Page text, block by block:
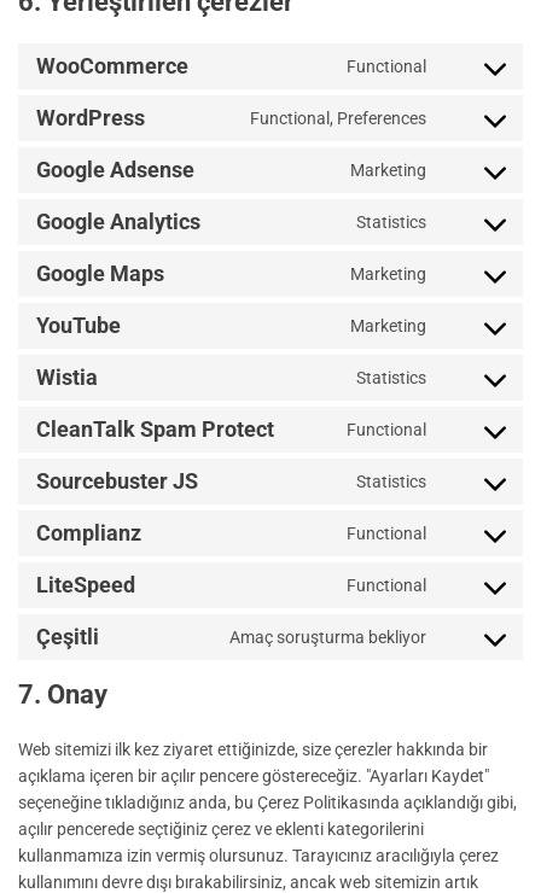
WooCommerce Functional
Consent
service
WordPress Functional, Preferences
Consent
service
Google Adsense Marketing
Consent
service
adsense
Google Analytics Statistics
Consent
service
analytics
Google Maps Marketing
Consent
service
YouTube Marketing
Consent
service
Wistia Statistics
Consent
service
CleanTalk Spam Protect Functional
Consent
service
spam-
Sourcebuster JS Statistics
Consent
service
Complianz Functional
Consent
service
LiteSpeed Functional
Consent
service
Çeşitli Amaç soruşturma bekliyor
Consent
7. Onay
Web sitemizi ilk kez ziyaret ettiğinizde, size çerezler hakkında bir
açıklama içeren bir açılır pencere göstereceğiz. "Ayarları Kaydet"
seçeneğine tıkladığınız anda, bu Çerez Politikasında açıklandığı gibi,
açılır pencerede seçtiğiniz çerez ve eklenti kategorilerini
kullanmamıza izin vermiş olursunuz. Tarayıcınız aracılığıyla çerez
kullanımını devre dışı bırakabilirsiniz, ancak web sitemizin artık